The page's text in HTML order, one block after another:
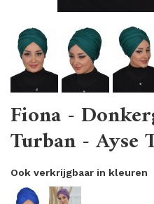
Fiona -
Turban - Ayse
Ook verkrijgbaar in kleuren